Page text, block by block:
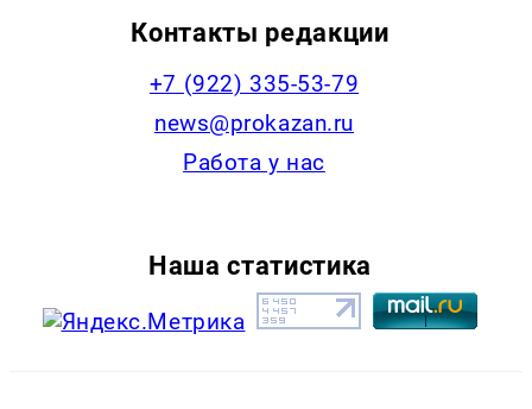
Контакты редакции
+7 (922) 335-53-79
news@prokazan.ru
Работа у нас
Наша статистика